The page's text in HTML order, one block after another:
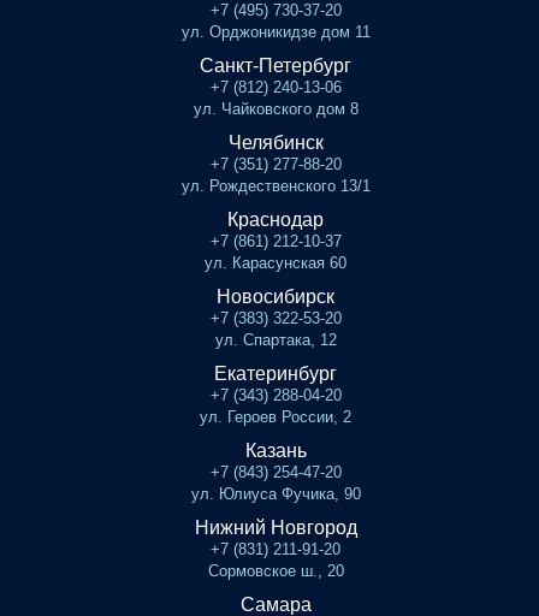
+7 (495) 730-37-20
ул. Орджоникидзе дом 11
Санкт-Петербург
+7 (812) 240-13-06
ул. Чайковского дом 8
Челябинск
+7 (351) 277-88-20
ул. Рождественского 13/1
Краснодар
+7 (861) 212-10-37
ул. Карасунская 60
Новосибирск
+7 (383) 322-53-20
ул. Спартака, 12
Екатеринбург
+7 (343) 288-04-20
ул. Героев России, 2
Казань
+7 (843) 254-47-20
ул. Юлиуса Фучика, 90
Нижний Новгород
+7 (831) 211-91-20
Сормовское ш., 20
Самара